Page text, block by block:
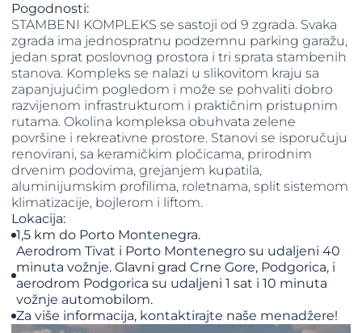
Pogodnosti:
STAMBENI KOMPLEKS se sastoji od 9 zgrada. Svaka
zgrada ima jednospratnu podzemnu parking garažu,
jedan sprat poslovnog prostora i tri sprata stambenih
stanova. Kompleks se nalazi u slikovitom kraju sa
zapanjujućim pogledom i može se pohvaliti dobro
razvijenom infrastrukturom i praktičnim pristupnim
rutama. Okolina kompleksa obuhvata zelene
površine i rekreativne prostore. Stanovi se isporučuju
renovirani, sa keramičkim pločicama, prirodnim
drvenim podovima, grejanjem kupatila,
aluminijumskim profilima, roletnama, split sistemom
klimatizacije, bojlerom i liftom.
Lokacija:
1,5 km do Porto Montenegra.
Aerodrom Tivat i Porto Montenegro su udaljeni 40
minuta vožnje. Glavni grad Crne Gore, Podgorica, i
aerodrom Podgorica su udaljeni 1 sat i 10 minuta
vožnje automobilom.
Za više informacija, kontaktirajte naše menadžere!